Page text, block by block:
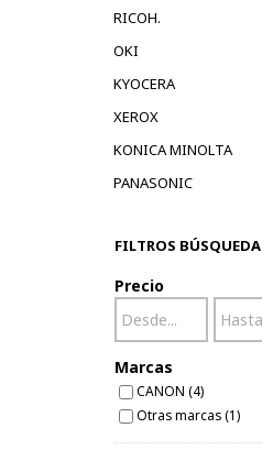
RICOH.
OKI
KYOCERA
XEROX
KONICA MINOLTA
PANASONIC
FILTROS BÚSQUEDA
Precio
Marcas
CANON (4)
Otras marcas (1)